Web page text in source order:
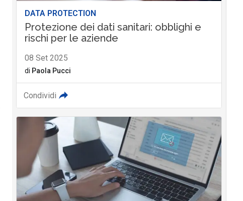
DATA PROTECTION
Protezione dei dati sanitari: obblighi e
rischi per le aziende
08 Set 2025
di Paola Pucci
Condividi